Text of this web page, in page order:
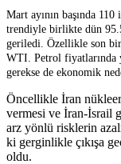
Mart ayının başında
trendiyle birlikte dün
geriledi. Özellikle son bir
WTI. Petrol fiyatlarında
gerekse de ekonomik
Öncellikle İran
vermesi ve İran-İsrail
arz yönlü risklerin
ki gerginlikle çıkışa
oldu.